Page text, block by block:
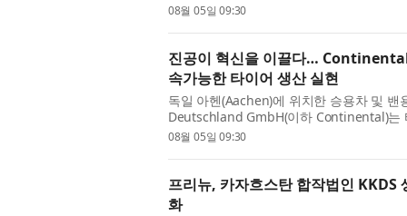
자의 사업계획서 작성 역량을 강화하고 정
08월 05일 09:30
진공이 혁신을 이끌다…
속가능한 타이어 생산 실현
독일 아헨(Aachen)에 위치한 승용차 및
Deutschland GmbH(이하 Continental)는
Machine)의 핸들링 작업에 Busch
08월 05일 09:30
프리뉴, 카자흐스탄 합작법인
화